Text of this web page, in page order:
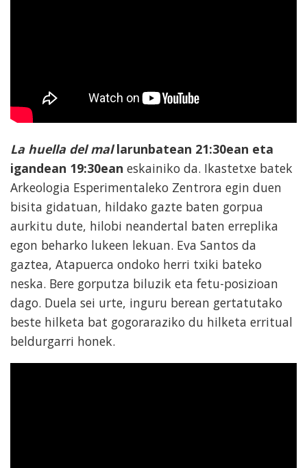
La huella del mal larunbatean 21:30ean eta
igandean 19:30ean eskainiko da. Ikastetxe batek
Arkeologia Esperimentaleko Zentrora egin duen
bisita gidatuan, hildako gazte baten gorpua
aurkitu dute, hilobi neandertal baten erreplika
egon beharko lukeen lekuan. Eva Santos da
gaztea, Atapuerca ondoko herri txiki bateko
neska. Bere gorputza biluzik eta fetu-posizioan
dago. Duela sei urte, inguru berean gertatutako
beste hilketa bat gogoraraziko du hilketa erritual
beldurgarri honek.